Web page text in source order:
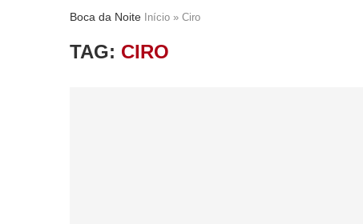
Boca da Noite Início » Ciro
TAG: CIRO